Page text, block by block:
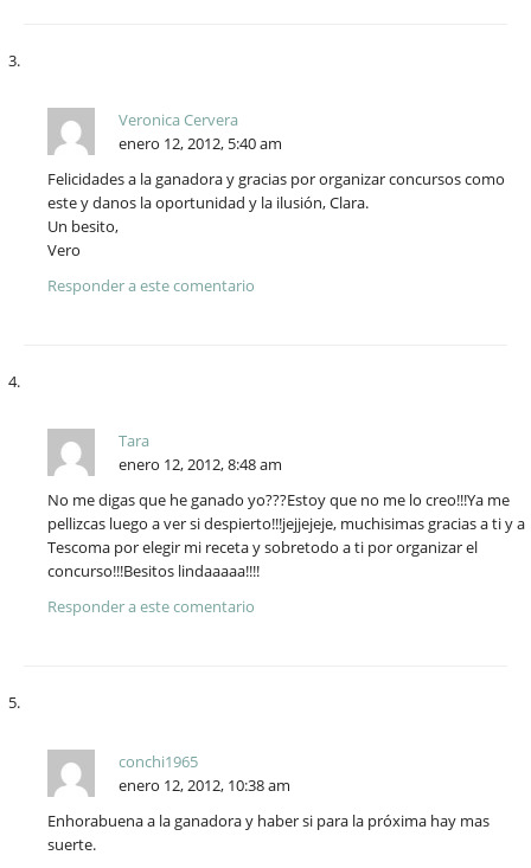
Veronica Cervera
enero 12, 2012, 5:40 am
Felicidades a la ganadora y gracias por organizar concursos como
este y danos la oportunidad y la ilusión, Clara.
Un besito,
Vero
Responder a este comentario
Tara
enero 12, 2012, 8:48 am
No me digas que he ganado yo???Estoy que no me lo creo!!!Ya me
pellizcas luego a ver si despierto!!!jejjejeje, muchisimas gracias a ti y a
Tescoma por elegir mi receta y sobretodo a ti por organizar el
concurso!!!Besitos lindaaaaa!!!!
Responder a este comentario
conchi1965
enero 12, 2012, 10:38 am
Enhorabuena a la ganadora y haber si para la próxima hay mas
suerte.